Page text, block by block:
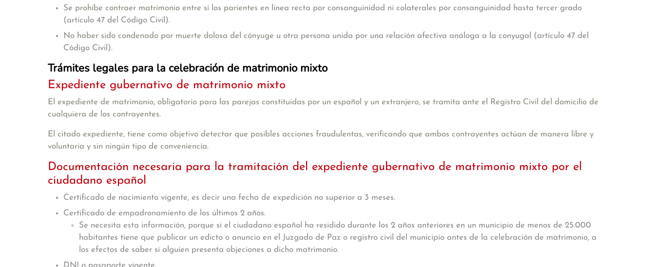
Se prohíbe contraer matrimonio entre sí los parientes en línea recta por consanguinidad ni colaterales por consanguinidad hasta tercer grado
(artículo 47 del Código Civil).
No haber sido condenado por muerte dolosa del cónyuge u otra persona unida por una relación afectiva análoga a la conyugal (artículo 47 del
Código Civil).
Trámites legales para la celebración de matrimonio mixto
Expediente gubernativo de matrimonio mixto
El expediente de matrimonio, obligatorio para las parejas constituidas por un español y un extranjero, se tramita ante el Registro Civil del domicilio de
cualquiera de los contrayentes.
El citado expediente, tiene como objetivo detectar que posibles acciones fraudulentas, verificando que ambos contrayentes actúan de manera libre y
voluntaria y sin ningún tipo de conveniencia.
Documentación necesaria para la tramitación del expediente gubernativo de matrimonio mixto por el
ciudadano español
Certificado de nacimiento vigente, es decir una fecha de expedición no superior a 3 meses.
Certificado de empadronamiento de los últimos 2 años.
Se necesita esta información, porque si el ciudadano español ha residido durante los 2 años anteriores en un municipio de menos de 25.000
habitantes tiene que publicar un edicto o anuncio en el Juzgado de Paz o registro civil del municipio antes de la celebración de matrimonio, a
los efectos de saber si alguien presenta objeciones a dicho matrimonio.
DNI o pasaporte vigente.